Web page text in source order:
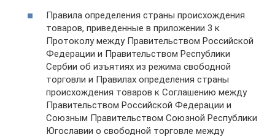
Правила определения страны происхождения
товаров, приведенные в приложении 3 к
Протоколу между Правительством Российской
Федерации и Правительством Республики
Сербии об изъятиях из режима свободной
торговли и Правилах определения страны
происхождения товаров к Соглашению между
Правительством Российской Федерации и
Союзным Правительством Союзной Республики
Югославии о свободной торговле между